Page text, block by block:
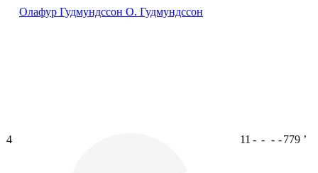
Олафур Гудмундссон О. Гудмундссон
4 11 - - - -779 ʼ